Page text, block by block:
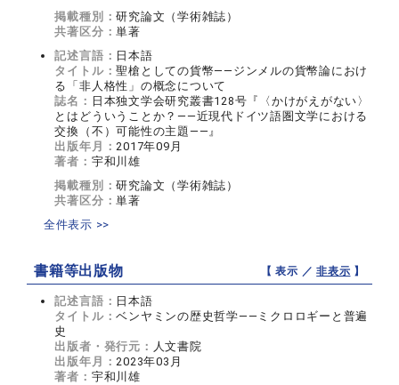
掲載種別：研究論文（学術雑誌）
共著区分：単著
記述言語： 日本語
タイトル：聖槍としての貨幣――ジンメルの貨幣論におけ
る「非人格性」の概念について
誌名： 日本独文学会研究叢書128号『〈かけがえがない〉
とはどういうことか？――近現代ドイツ語圏文学における
交換（不）可能性の主題――』
出版年月：2017年09月
著者： 宇和川雄
掲載種別：研究論文（学術雑誌）
共著区分：単著
全件表示 >>
書籍等出版物 【 表示 ／非表示 】
記述言語： 日本語
タイトル：ベンヤミンの歴史哲学――ミクロロギーと普遍
史
出版者・発行元： 人文書院
出版年月：2023年03月
著者： 宇和川雄